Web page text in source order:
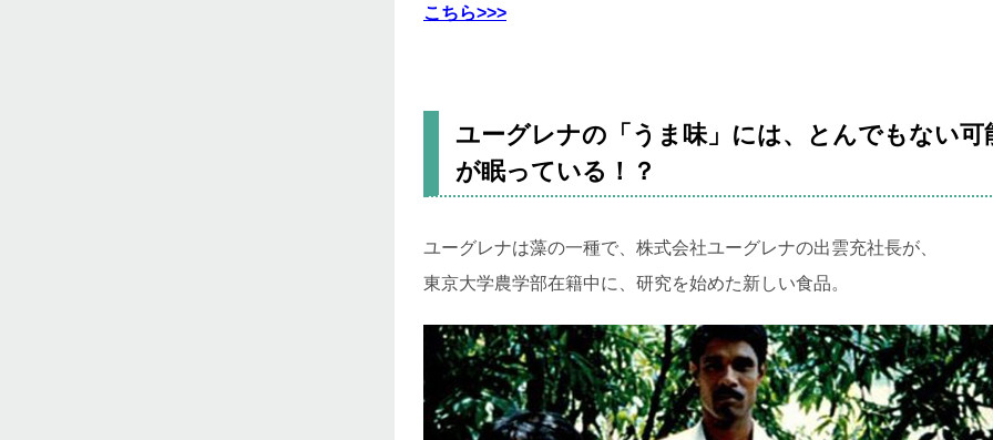
こちら>>>
ユーグレナの「うま味」には、とんでもない可
が眠っている！？
ユーグレナは藻の一種で、株式会社ユーグレナの出雲充社長が、
東京大学農学部在籍中に、研究を始めた新しい食品。